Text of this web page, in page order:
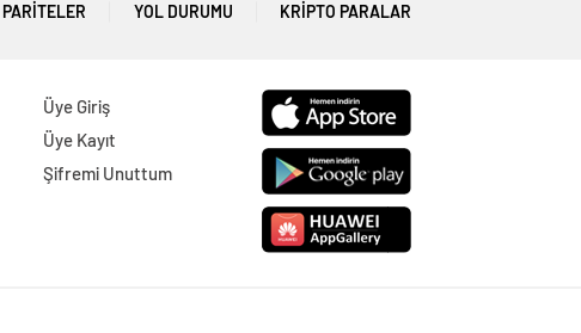
PARITELER YOL DURUMU KRIPTO PARALAR
Üye Giriş
Üye Kayıt
Şifremi Unuttum